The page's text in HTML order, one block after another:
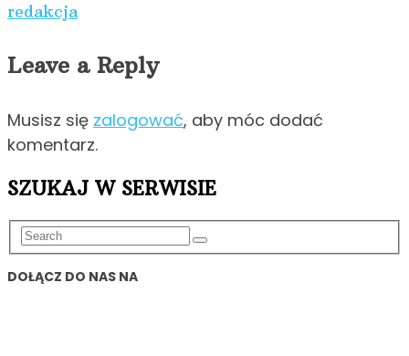
redakcja
Leave a Reply
Musisz się zalogować, aby móc dodać
komentarz.
SZUKAJ W SERWISIE
DOŁĄCZ DO NAS NA